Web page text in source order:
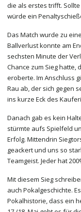
die als erstes trifft.
würde ein
Das Match wurde zu
Ballverlust konnte am
sechsten Minute der
Chance zum Sieg hatte,
eroberte. Im Anschluss
Rau ab, der sich gegen
ins kurze Eck des
Danach gab es kein
stürmte aufs Spielfeld
Erfolg. Mittendrin
geackert und uns so
Teamgeist. Jeder hat
Mit diesem Sieg
auch Pokalgeschichte.
Pokalhistorie, dass ein